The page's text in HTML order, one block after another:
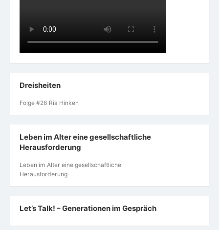
Dreisheiten
Folge #26 Ria Hinken
Leben im Alter eine gesellschaftliche
Herausforderung
Leben im Alter eine gesellschaftliche
Herausforderung
Let’s Talk! – Generationen im Gespräch